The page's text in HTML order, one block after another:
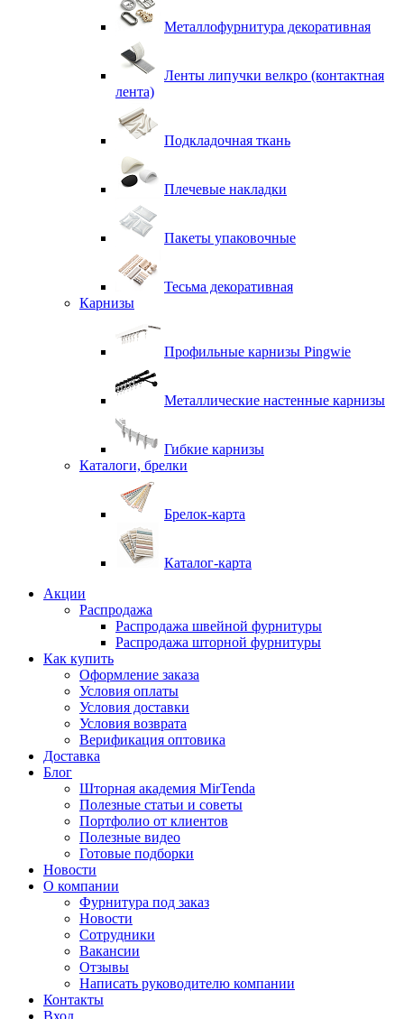
Металлофурнитура декоративная
Ленты липучки велкро (контактная
лента)
Подкладочная ткань
Плечевые накладки
Пакеты упаковочные
Тесьма декоративная
Карнизы
Профильные карнизы Pingwie
Металлические настенные карнизы
Гибкие карнизы
Каталоги, брелки
Брелок-карта
Каталог-карта
Акции
Распродажа
Распродажа швейной фурнитуры
Распродажа шторной фурнитуры
Как купить
Оформление заказа
Условия оплаты
Условия доставки
Условия возврата
Верификация оптовика
Доставка
Блог
Шторная академия MirTenda
Полезные статьи и советы
Портфолио от клиентов
Полезные видео
Готовые подборки
Новости
О компании
Фурнитура под заказ
Новости
Сотрудники
Вакансии
Отзывы
Написать руководителю компании
Контакты
Вход